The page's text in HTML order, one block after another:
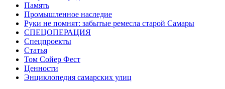
Память
Промышленное наследие
Руки не помнят: забытые ремесла старой Самары
СПЕЦОПЕРАЦИЯ
Спецпроекты
Статья
Том Сойер Фест
Ценности
Энциклопедия самарских улиц